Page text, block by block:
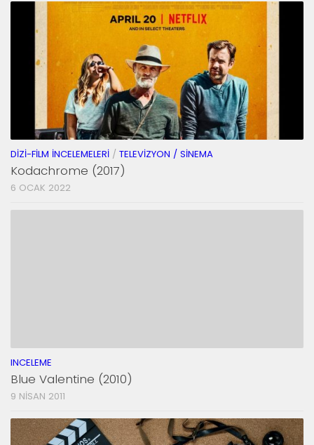
DIZI-FILM İNCELEMELERI / TELEVIZYON / SINEMA
Kodachrome (2017)
6 OCAK 2022
INCELEME
Blue Valentine (2010)
9 NISAN 2011